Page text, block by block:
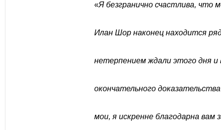
«Я безгранично счастлива, что
Илан Шор наконец находится
нетерпением ждали этого дня
окончательного
мои, я искренне благодарна вам